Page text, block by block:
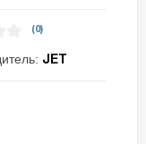
(0)
JET